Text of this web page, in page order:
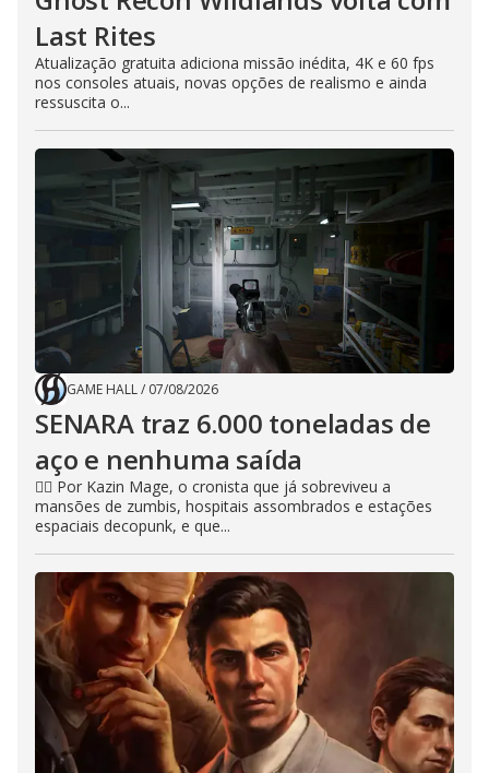
Last Rites
Atualização gratuita adiciona missão inédita, 4K e 60 fps
nos consoles atuais, novas opções de realismo e ainda
ressuscita o...
GAME HALL/ 07/08/2026
SENARA traz 6.000 toneladas de
aço e nenhuma saída
🧙‍♂️ Por Kazin Mage, o cronista que já sobreviveu a
mansões de zumbis, hospitais assombrados e estações
espaciais decopunk, e que...